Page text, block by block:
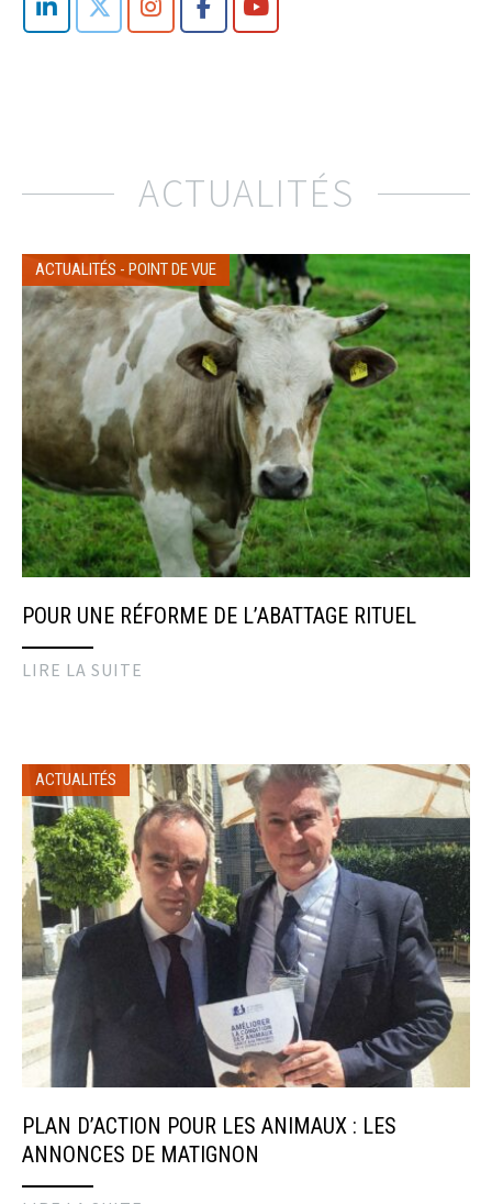
ACTUALITÉS
ACTUALITÉS - POINT DE VUE
POUR UNE RÉFORME DE L’ABATTAGE RITUEL
LIRE LA SUITE
ACTUALITÉS
PLAN D’ACTION POUR LES ANIMAUX : LES
ANNONCES DE MATIGNON